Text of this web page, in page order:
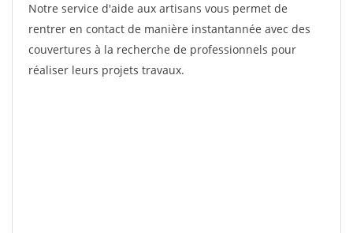
Notre service d'aide aux artisans vous permet de
rentrer en contact de manière instantannée avec des
couvertures à la recherche de professionnels pour
réaliser leurs projets travaux.